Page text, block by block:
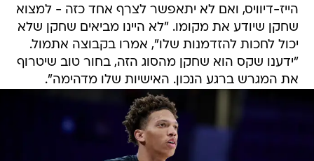
הייז-דיוויס, ואם לא יתאפשר לצרף אחד כזה - למצוא
שחקן שיודע את מקומו. "לא היינו מביאים שחקן שלא
יכול לחכות להזדמנות שלו", אמרו בקבוצה אתמול.
"ידענו שקס הוא שחקן מהסוג הזה, בחור טוב שיטרוף
את המגרש ברגע הנכון. האישיות שלו מדהימה".